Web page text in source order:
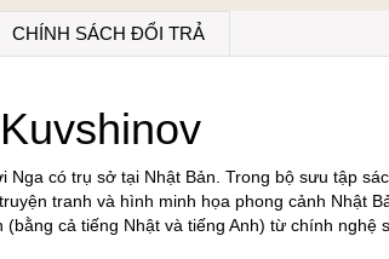
CHÍNH SÁCH ĐỔI TRẢ
có trụ sở tại Nhật Bản. Trong bộ sưu tập
tranh và hình minh họa phong cảnh Nhật
cả tiếng Nhật và tiếng Anh) từ chính nghệ